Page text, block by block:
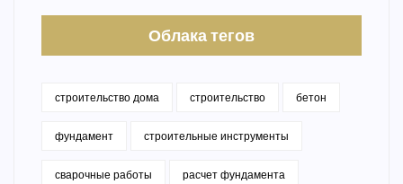
Облака тегов
строительство дома строительство бетон
фундамент строительные инструменты
сварочные работы расчет фундамента